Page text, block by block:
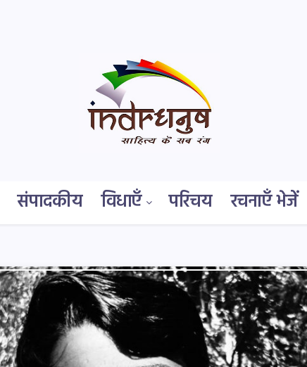
संपादकीय विधाएँ परिचय रचनाएँ भेजें